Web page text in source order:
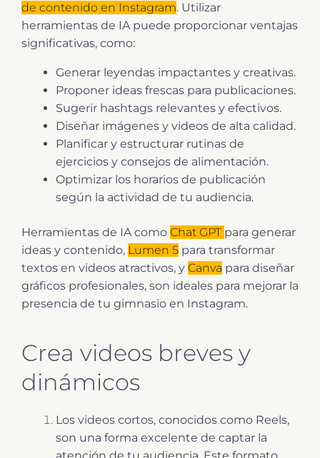
de contenido en Instagram. Utilizar
herramientas de IA puede proporcionar ventajas
significativas, como:
Generar leyendas impactantes y creativas.
Proponer ideas frescas para publicaciones.
Sugerir hashtags relevantes y efectivos.
Diseñar imágenes y videos de alta calidad.
Planificar y estructurar rutinas de
ejercicios y consejos de alimentación.
Optimizar los horarios de publicación
según la actividad de tu audiencia.
Herramientas de IA como Chat GPT para generar
ideas y contenido, Lumen 5 para transformar
textos en videos atractivos, y Canva para diseñar
gráficos profesionales, son ideales para mejorar la
presencia de tu gimnasio en Instagram.
Crea videos breves y
dinámicos
Los videos cortos, conocidos como Reels,
son una forma excelente de captar la